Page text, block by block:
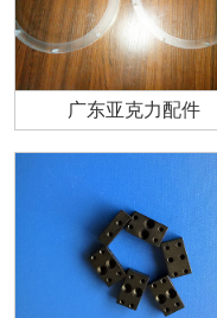
广东亚克力配件